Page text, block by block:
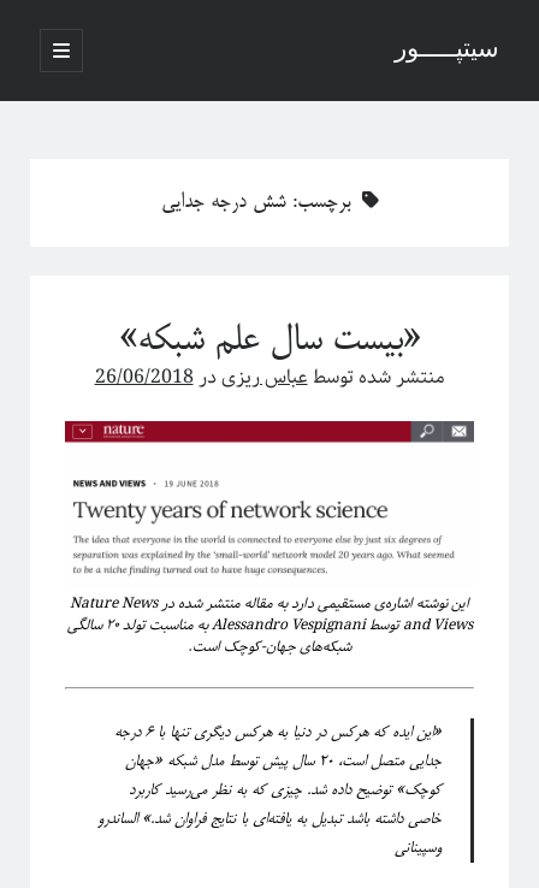
سیتپـــــور
باز
کردن
اصلی
نوار
درباره سامانه‌های پیچیده
منظور ما از پدیدارگی یا امرجنس در سیستم‌های پیچیده چیه؟
فلسفه ترکیب یا فرایند مکانیکی خلق یک اثر هنری
پاره شدن نخ‌های واسطه بین چند جرم آویزان
درانتگرال لبگ
م. ع.درچهارسال فیزیک!
چهارسال فیزیک!
پر بازدیدترین نوشته‌ها
«روایتگری در علم»
چهارسال فیزیک!
پرسش‌های یک دانشجوی فیزیک!
برچسب:شش درجه جدایی
«بیست سال علم شبکه»
منتشر شده توسطعباس ریزیدر26/06/2018
این نوشته اشاره‌ی مستقیمی دارد به مقاله منتشر شده در Nature News
and Views توسط Alessandro Vespignani به مناسبت تولد ۲۰ سالگی
شبکه‌های جهان-کوچک است.
«این ایده که هرکس در دنیا به هرکس دیگری تنها با ۶ درجه
جدایی متصل است، ۲۰ سال پیش توسط مدل شبکه‌ «جهان
کوچک» توضیح داده شد. چیزی که به نظر می‌رسید کاربرد
خاصی داشته باشد تبدیل به یافته‌ای با نتایج فراوان شد.» الساندرو
وسپینانی